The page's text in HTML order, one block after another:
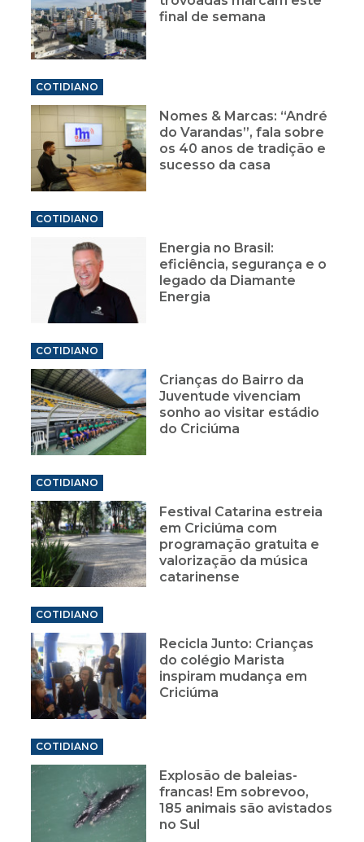
final de semana
COTIDIANO
Nomes & Marcas: “André
do Varandas”, fala sobre
os 40 anos de tradição e
sucesso da casa
COTIDIANO
Energia no Brasil:
eficiência, segurança e o
legado da Diamante
Energia
COTIDIANO
Crianças do Bairro da
Juventude vivenciam
sonho ao visitar estádio
do Criciúma
COTIDIANO
Festival Catarina estreia
em Criciúma com
programação gratuita e
valorização da música
catarinense
COTIDIANO
Recicla Junto: Crianças
do colégio Marista
inspiram mudança em
Criciúma
COTIDIANO
Explosão de baleias-
francas! Em sobrevoo,
185 animais são avistados
no Sul